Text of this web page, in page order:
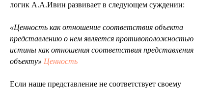
логик А.А.Ивин развивает в следующем суждении:
«Ценность как отношение соответствия объекта
представлению о нем является противоположностью
истины как отношения соответствия представления
объекту» Ценность
Если наше представление не соответствует своему